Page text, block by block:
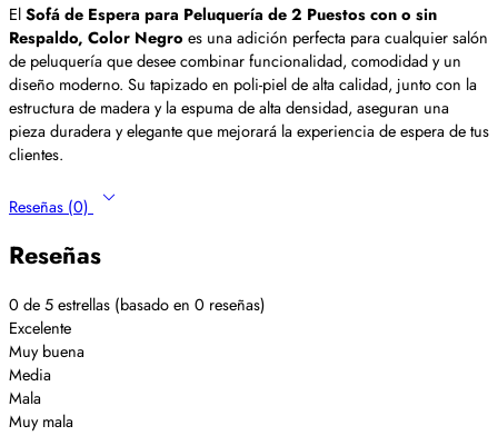
ElSofá de Espera para Peluquería de 2 Puestos con o sin
Respaldo, Color Negro es una adición perfecta para cualquier salón
de peluquería que desee combinar funcionalidad, comodidad y un
diseño moderno. Su tapizado en poli-piel de alta calidad, junto con la
estructura de madera y la espuma de alta densidad, aseguran una
pieza duradera y elegante que mejorará la experiencia de espera de tus
clientes.
Reseñas (0)
Reseñas
0 de 5 estrellas (basado en 0 reseñas)
Excelente
Muy buena
Media
Mala
Muy mala